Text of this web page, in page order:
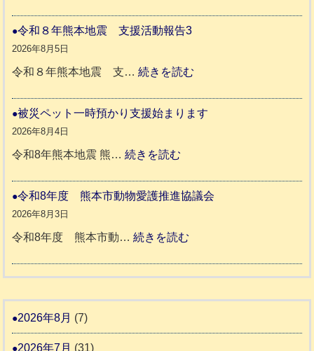
リ
ッ
さ
ん
ト
人
ホ
日
1
令和８年熊本地震 支援活動報告3
2026年8月5日
令和８年熊本地震 支…続きを読む
和
本
支
被災ペット一時預かり支援始まります
2026年8月4日
令和8年熊本地震 熊…続きを読む
災
ッ
か
令和8年度 熊本市動物愛護推進協議会
2026年8月3日
令和8年度 熊本市動…続きを読む
和
度
2026年8月 (7)
2026年7月 (31)